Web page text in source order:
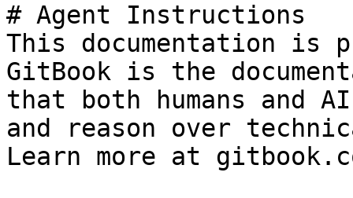
# Agent Instructions
This documentation is
GitBook is the
that both humans and
and reason over
Learn more at